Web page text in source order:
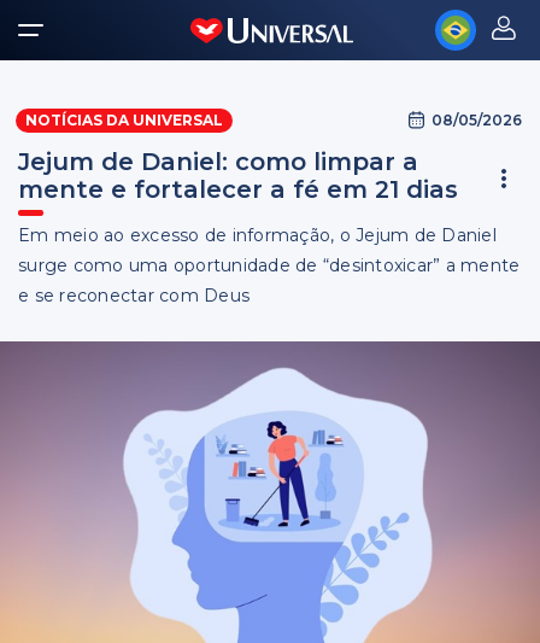
NOTÍCIAS DA UNIVERSAL 08/05/2026
Jejum de Daniel: como limpar a
mente e fortalecer a fé em 21 dias
Em meio ao excesso de informação, o Jejum de Daniel
surge como uma oportunidade de “desintoxicar” a mente
e se reconectar com Deus